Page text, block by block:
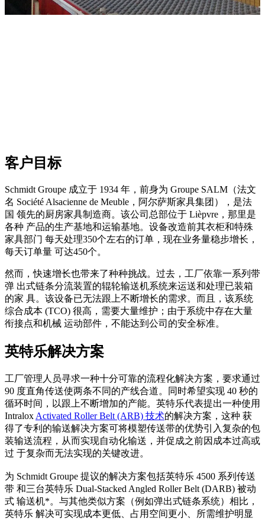
客户目标
Schmidt Groupe 成立于 1934 年，前身为 Groupe SALM（法文
名 Société Alsacienne de Meuble，阿尔萨斯家具集团），是法
国 领先的厨房家具制造商。该公司总部位于 Lièpvre，那里是
各种 产品的生产基地和运输基地。设备改造前其衣柜和特殊
家具部门 每天处理350个左右的订单，现在业务量稳步增长，
每天订单量 可达450个。
然而，快速增长也带来了种种挑战。过去，工厂依靠一系列带
弹 出式链条分流装置的辊轮输送机系统来运送和处理已装箱
的家 具。该设备已无法跟上不断增长的需求。而且，该系统
综合成本 (TCO) 很高，需要大量维护；由于系统中存在大量
衔接点和机械 运动部件，不能达到公司的安全标准。
英特乐解决方案
工厂管理人员寻求一种十分可靠的流程化解决方案，要求通过
90 度直角传送使两条不同的产线合道。同时希望实现 40 秒的
循环时间，以跟上不断增加的产能。英特乐代表提出一种使用
Intralox Activated Roller Belt (ARB) 技术的解决方案，这种 获
得了专利的输送解决方案可将模塑传送带的优势引入复杂的包
装输送流程，从而实现自动化输送，并促成之前因成本过高或
过 于复杂而无法实现的关键改进。
为 Schmidt Groupe 提议的解决方案包括英特乐 4500 系列传送
带 和三台英特乐 Dual-Stacked Angled Roller Belt (DARB) 被动
式 输送机*。与其他类似方案（例如弹出式链条系统）相比，
英特乐 解决可实现成本更低、占用空间更小、所需维护明显